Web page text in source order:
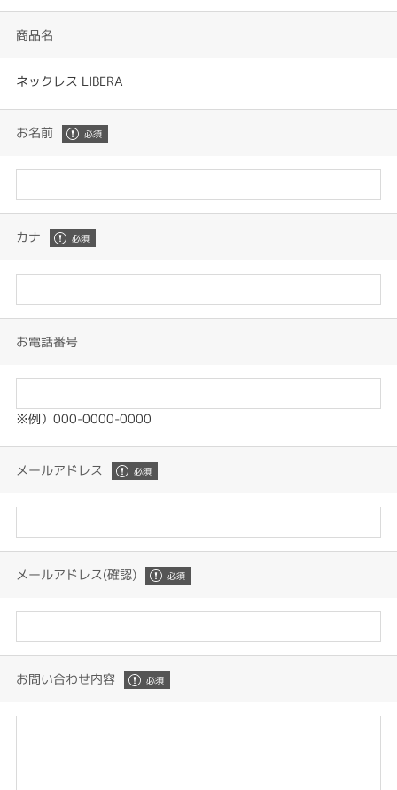
商品名
ネックレス LIBERA
お名前
カナ
お電話番号
※例）000-0000-0000
メールアドレス
メールアドレス(確認)
お問い合わせ内容